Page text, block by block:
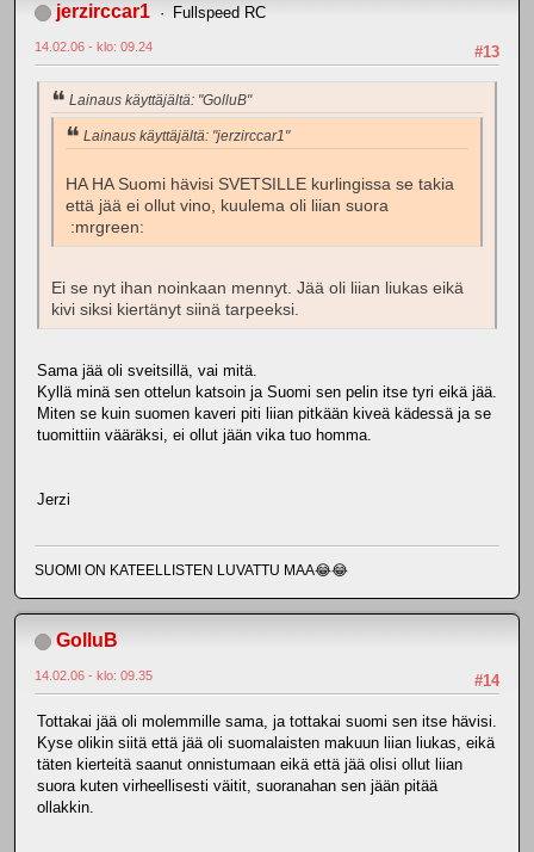
jerzirccar1 Fullspeed RC
#13
14.02.06 - klo: 09.24
Lainaus käyttäjältä: "GolluB"
Lainaus käyttäjältä: "jerzirccar1"
HA HA Suomi hävisi SVETSILLE kurlingissa se takia
että jää ei ollut vino, kuulema oli liian suora
:mrgreen:
Ei se nyt ihan noinkaan mennyt. Jää oli liian liukas eikä
kivi siksi kiertänyt siinä tarpeeksi.
Sama jää oli sveitsillä, vai mitä.
Kyllä minä sen ottelun katsoin ja Suomi sen pelin itse tyri eikä jää.
Miten se kuin suomen kaveri piti liian pitkään kiveä kädessä ja se
tuomittiin vääräksi, ei ollut jään vika tuo homma.
Jerzi
SUOMI ON KATEELLISTEN LUVATTU MAA😂😂
GolluB
#14
14.02.06 - klo: 09.35
Tottakai jää oli molemmille sama, ja tottakai suomi sen itse hävisi.
Kyse olikin siitä että jää oli suomalaisten makuun liian liukas, eikä
täten kierteitä saanut onnistumaan eikä että jää olisi ollut liian
suora kuten virheellisesti väitit, suoranahan sen jään pitää
ollakkin.